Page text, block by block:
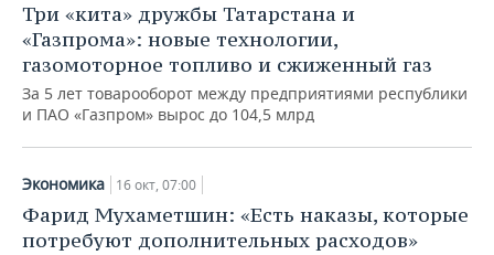
Три «кита» дружбы Татарстана и
«Газпрома»: новые технологии,
газомоторное топливо и сжиженный газ
За 5 лет товарооборот между предприятиями республики
и ПАО «Газпром» вырос до 104,5 млрд
Экономика 16 окт, 07:00
Фарид Мухаметшин: «Есть наказы, которые
потребуют дополнительных расходов»